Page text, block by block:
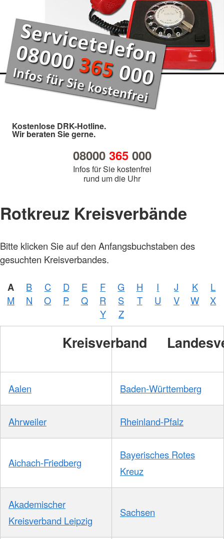
Kostenlose DRK-Hotline.
Wir beraten Sie gerne.
08000 365000
Infos für Sie kostenfrei
rund um die Uhr
Rotkreuz Kreisverbände
Bitte klicken Sie auf den Anfangsbuchstaben des
gesuchten Kreisverbandes.
A B C D E F G H I J K
L
M
N O P Q R S T U V W
X
Y
Z
Kreisverband
Aalen Baden-Württemberg
Ahrweiler Rheinland-Pfalz
Aichach-Friedberg
Bayerisches Rotes
Kreuz
Akademischer
Kreisverband Leipzig
Sachsen